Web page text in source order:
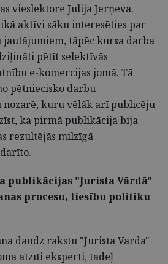
vieslektore Jūlija Jerņeva.
aktīvi sāku interesēties par
tāpēc kursa darba
pētīt selektīvās
e-komercijas jomā. Tā
pētniecisko darbu
nozarē, kuru vēlāk arī publicēju
ka pirmā publikācija bija
rezultējās milzīgā
publikācijas "Jurista Vārdā"
procesu, tiesību politiku
daudz rakstu "Jurista Vārdā"
atzīti eksperti, tādēļ